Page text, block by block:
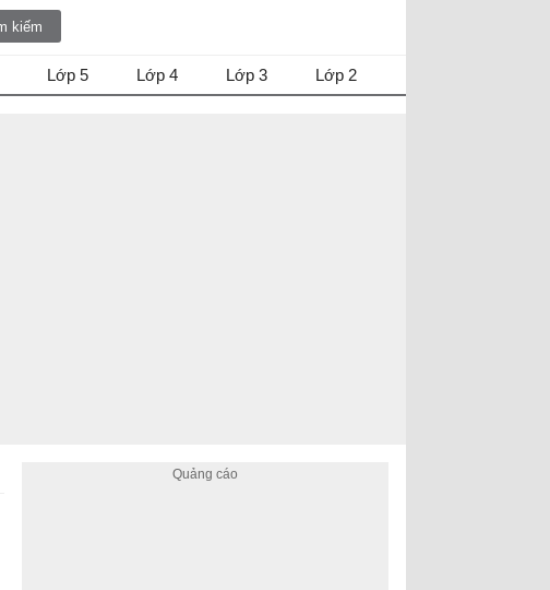
Lớp 5 Lớp 4 Lớp 3 Lớp 2